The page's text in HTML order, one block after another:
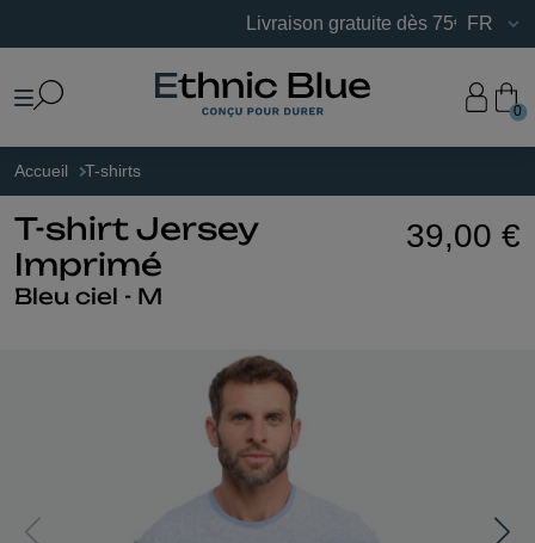
Livraison gratuite dès 75€ d’achats
FR
0
Accueil T-shirts
T-shirt Jersey
Imprimé
Bleu ciel - M
39,00 €